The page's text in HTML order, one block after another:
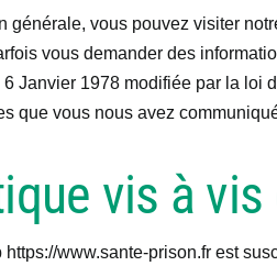
générale, vous pouvez visiter
vous demander des
6 Janvier 1978 modifiée par la loi
que vous nous avez
vis à
https://www.sante-prison.fr est